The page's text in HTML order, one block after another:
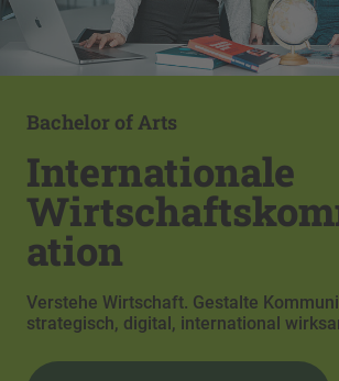
Bachelor of Arts
Internationale
ation
Verstehe Wirtschaft. Gestalte
strategisch, digital, international